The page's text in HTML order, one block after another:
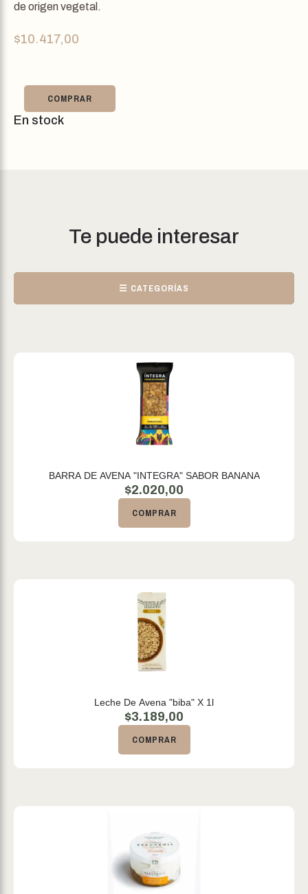
de origen vegetal.
$10.417,00
COMPRAR
En stock
Te puede interesar
☰ CATEGORÍAS
BARRA DE AVENA "INTEGRA" SABOR BANANA
$2.020,00
COMPRAR
Leche De Avena "biba" X 1l
$3.189,00
COMPRAR